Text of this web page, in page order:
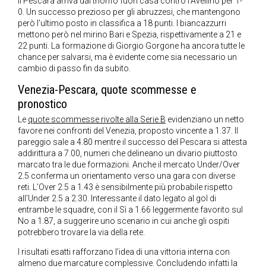
0. Un successo prezioso per gli abruzzesi, che mantengono
però l’ultimo posto in classifica a 18 punti. I biancazzurri
mettono però nel mirino Bari e Spezia, rispettivamente a 21 e
22 punti. La formazione di Giorgio Gorgone ha ancora tutte le
chance per salvarsi, ma è evidente come sia necessario un
cambio di passo fin da subito.
Venezia-Pescara, quote scommesse e
pronostico
Le quote scommesse rivolte alla Serie B evidenziano un netto
favore nei confronti del Venezia, proposto vincente a 1.37. Il
pareggio sale a 4.80 mentre il successo del Pescara si attesta
addirittura a 7.00, numeri che delineano un divario piuttosto
marcato tra le due formazioni. Anche il mercato Under/Over
2.5 conferma un orientamento verso una gara con diverse
reti. L’Over 2.5 a 1.43 è sensibilmente più probabile rispetto
all’Under 2.5 a 2.30. Interessante il dato legato al gol di
entrambe le squadre, con il Sì a 1.66 leggermente favorito sul
No a 1.87, a suggerire uno scenario in cui anche gli ospiti
potrebbero trovare la via della rete.
I risultati esatti rafforzano l’idea di una vittoria interna con
almeno due marcature complessive. Concludendo infatti la